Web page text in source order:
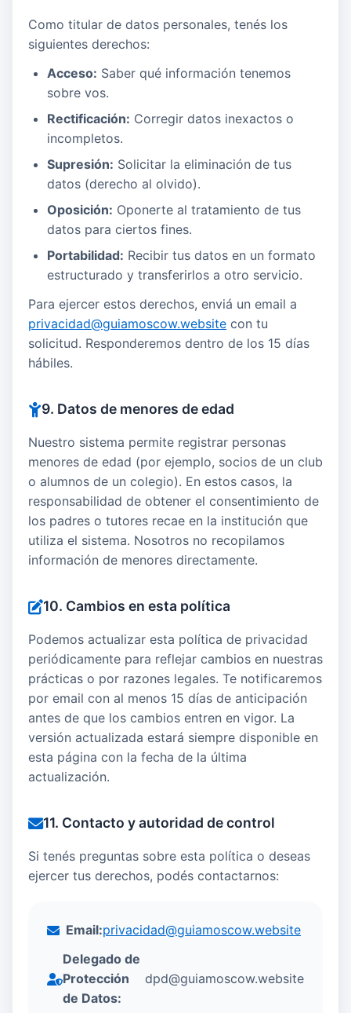
Como titular de datos personales, tenés los
siguientes derechos:
Acceso: Saber qué información tenemos
sobre vos.
Rectificación: Corregir datos inexactos o
incompletos.
Supresión: Solicitar la eliminación de tus
datos (derecho al olvido).
Oposición: Oponerte al tratamiento de tus
datos para ciertos fines.
Portabilidad: Recibir tus datos en un formato
estructurado y transferirlos a otro servicio.
Para ejercer estos derechos, enviá un email a
privacidad@guiamoscow.website con tu
solicitud. Responderemos dentro de los 15 días
hábiles.
9. Datos de menores de edad
Nuestro sistema permite registrar personas
menores de edad (por ejemplo, socios de un club
o alumnos de un colegio). En estos casos, la
responsabilidad de obtener el consentimiento de
los padres o tutores recae en la institución que
utiliza el sistema. Nosotros no recopilamos
información de menores directamente.
10. Cambios en esta política
Podemos actualizar esta política de privacidad
periódicamente para reflejar cambios en nuestras
prácticas o por razones legales. Te notificaremos
por email con al menos 15 días de anticipación
antes de que los cambios entren en vigor. La
versión actualizada estará siempre disponible en
esta página con la fecha de la última
actualización.
11. Contacto y autoridad de control
Si tenés preguntas sobre esta política o deseas
ejercer tus derechos, podés contactarnos:
Email:privacidad@guiamoscow.website
Delegado de
Protección
de Datos:
dpd@guiamoscow.website